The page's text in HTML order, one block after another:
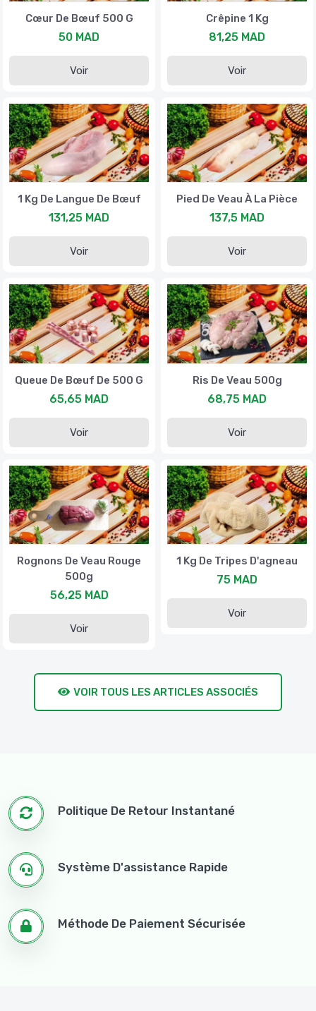
Cœur De Bœuf 500 G
50 MAD
Voir
Crêpine 1 Kg
81,25 MAD
Voir
1 Kg De Langue De Bœuf
131,25 MAD
Voir
Pied De Veau À La Pièce
137,5 MAD
Voir
Queue De Bœuf De 500 G
65,65 MAD
Voir
Ris De Veau 500g
68,75 MAD
Voir
Rognons De Veau Rouge
500g
56,25 MAD
Voir
1 Kg De Tripes D'agneau
75 MAD
Voir
VOIR TOUS LES ARTICLES ASSOCIÉS
Politique De Retour Instantané
Système D'assistance Rapide
Méthode De Paiement Sécurisée